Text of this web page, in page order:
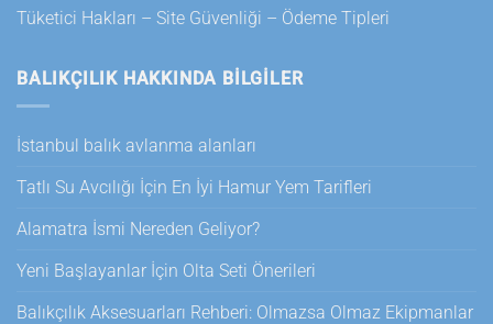
Tüketici Hakları – Site Güvenliği – Ödeme Tipleri
BALIKÇILIK HAKKINDA BILGILER
İstanbul balık avlanma alanları
Tatlı Su Avcılığı İçin En İyi Hamur Yem Tarifleri
Alamatra İsmi Nereden Geliyor?
Yeni Başlayanlar İçin Olta Seti Önerileri
Balıkçılık Aksesuarları Rehberi: Olmazsa Olmaz Ekipmanlar